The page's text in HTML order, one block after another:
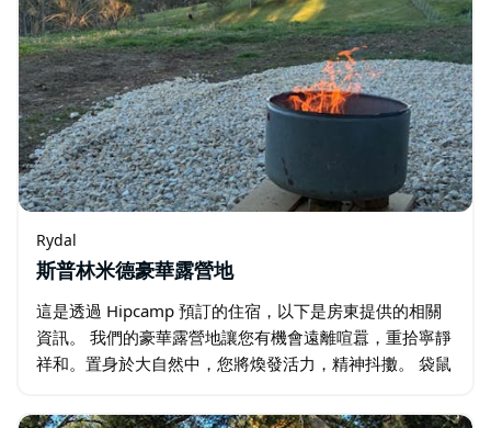
Rydal
斯普林米德豪華露營地
這是透過 Hipcamp 預訂的住宿，以下是房東提供的相關
資訊。 我們的豪華露營地讓您有機會遠離喧囂，重拾寧靜
祥和。置身於大自然中，您將煥發活力，精神抖擻。 袋鼠
去；鳥兒的鳴叫喚醒您，迎接新的一天…